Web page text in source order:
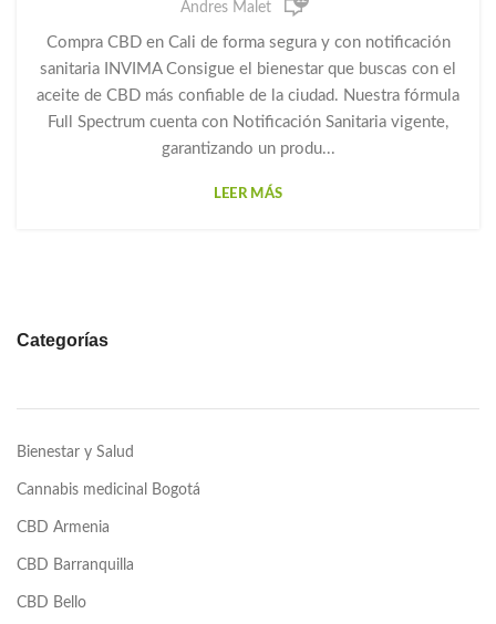
GOTAS DE CANNABIS,GOTAS DE CBD
GOTAS PARA LA ANSIEDAD PRODUCTOS CBD
Andres Malet
Compra CBD en Cali de forma segura y con notificación
sanitaria INVIMA Consigue el bienestar que buscas con el
aceite de CBD más confiable de la ciudad. Nuestra fórmula
Full Spectrum cuenta con Notificación Sanitaria vigente,
garantizando un produ...
LEER MÁS
Categorías
Bienestar y Salud
Cannabis medicinal Bogotá
CBD Armenia
CBD Barranquilla
CBD Bello